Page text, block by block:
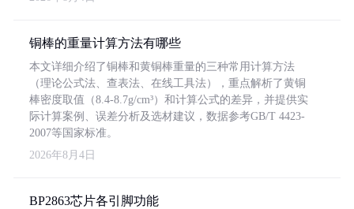
铜棒的重量计算方法有哪些
本文详细介绍了铜棒和黄铜棒重量的三种常用计算方法
（理论公式法、查表法、在线工具法），重点解析了黄铜
棒密度取值（8.4-8.7g/cm³）和计算公式的差异，并提供实
际计算案例、误差分析及选材建议，数据参考GB/T 4423-
2007等国家标准。
2026年8月4日
BP2863芯片各引脚功能